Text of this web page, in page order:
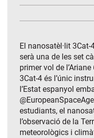
El nanosatèl·lit
serà una de les set
primer vol de
3Cat-4 és l’únic
l’Estat espanyol
estudiants, el
l’observació de la
meteorològics i